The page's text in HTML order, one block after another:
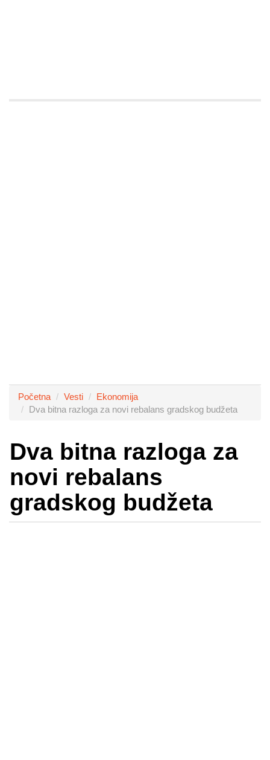
Početna Vesti
Ekonomija
Dva bitna razloga za novi rebalans gradskog budžeta
Dva bitna razloga za
novi rebalans
gradskog budžeta